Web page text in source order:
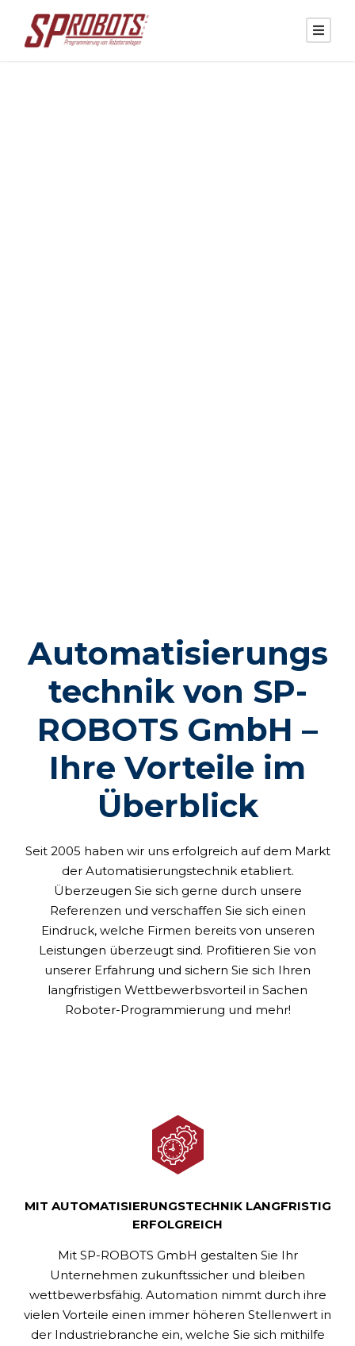
Automatisierungs
technik von SP-
ROBOTS GmbH –
Ihre Vorteile im
Überblick
Seit 2005 haben wir uns erfolgreich auf dem Markt
der Automatisierungstechnik etabliert.
Überzeugen Sie sich gerne durch unsere
Referenzen und verschaffen Sie sich einen
Eindruck, welche Firmen bereits von unseren
Leistungen überzeugt sind. Profitieren Sie von
unserer Erfahrung und sichern Sie sich Ihren
langfristigen Wettbewerbsvorteil in Sachen
Roboter-Programmierung und mehr!
MIT AUTOMATISIERUNGSTECHNIK LANGFRISTIG
ERFOLGREICH
Mit SP-ROBOTS GmbH gestalten Sie Ihr
Unternehmen zukunftssicher und bleiben
wettbewerbsfähig. Automation nimmt durch ihre
vielen Vorteile einen immer höheren Stellenwert in
der Industriebranche ein, welche Sie sich mithilfe